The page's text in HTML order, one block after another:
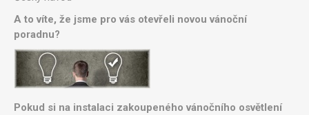
A to víte, že jsme pro vás otevřeli novou vánoční
poradnu?
Pokud si na instalaci zakoupeného vánočního osvětlení